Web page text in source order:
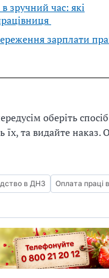
зручний час: які
зарплати
оберіть
їх, та видайте наказ.
в ДНЗ Оплата праці